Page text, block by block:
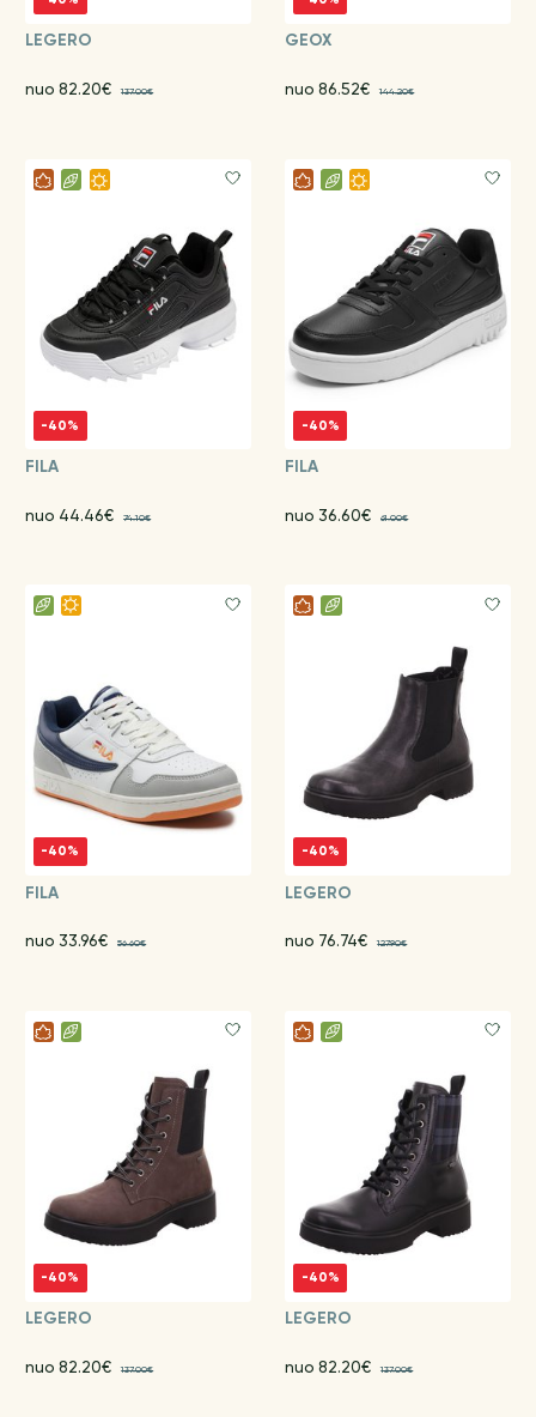
LEGERO
nuo 82.20€ 137.00€
GEOX
nuo 86.52€ 144.20€
-40%
FILA
nuo 44.46€ 74.10€
-40%
FILA
nuo 36.60€ 61.00€
-40%
FILA
nuo 33.96€ 56.60€
-40%
LEGERO
nuo 76.74€ 127.90€
-40%
LEGERO
nuo 82.20€ 137.00€
-40%
LEGERO
nuo 82.20€ 137.00€